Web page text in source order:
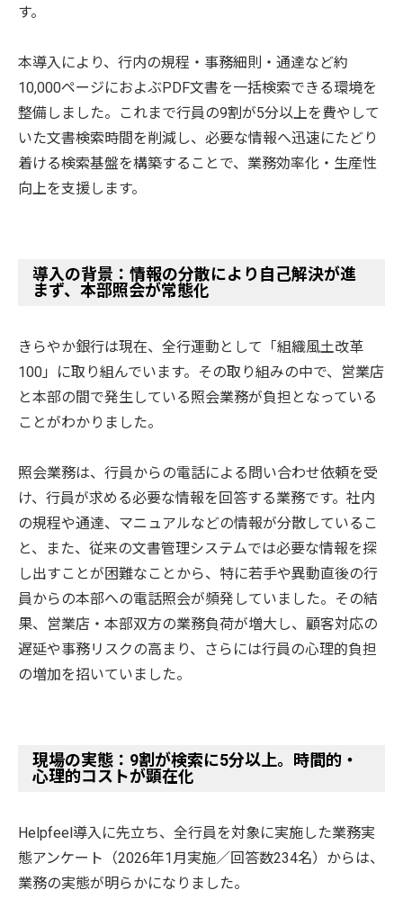
す。
本導入により、行内の規程・事務細則・通達など約
10,000ページにおよぶPDF文書を一括検索できる環境を
整備しました。これまで行員の9割が5分以上を費やして
いた文書検索時間を削減し、必要な情報へ迅速にたどり
着ける検索基盤を構築することで、業務効率化・生産性
向上を支援します。
導入の背景：情報の分散により自己解決が進
まず、本部照会が常態化
きらやか銀行は現在、全行運動として「組織風土改革
100」に取り組んでいます。その取り組みの中で、営業店
と本部の間で発生している照会業務が負担となっている
ことがわかりました。
照会業務は、行員からの電話による問い合わせ依頼を受
け、行員が求める必要な情報を回答する業務です。社内
の規程や通達、マニュアルなどの情報が分散しているこ
と、また、従来の文書管理システムでは必要な情報を探
し出すことが困難なことから、特に若手や異動直後の行
員からの本部への電話照会が頻発していました。その結
果、営業店・本部双方の業務負荷が増大し、顧客対応の
遅延や事務リスクの高まり、さらには行員の心理的負担
の増加を招いていました。
現場の実態：9割が検索に5分以上。時間的・
心理的コストが顕在化
Helpfeel導入に先立ち、全行員を対象に実施した業務実
態アンケート（2026年1月実施／回答数234名）からは、
業務の実態が明らかになりました。